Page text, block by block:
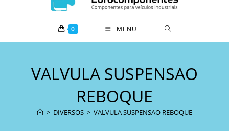
0 MENU
VALVULA SUSPENSAO
REBOQUE
> DIVERSOS > VALVULA SUSPENSAO REBOQUE